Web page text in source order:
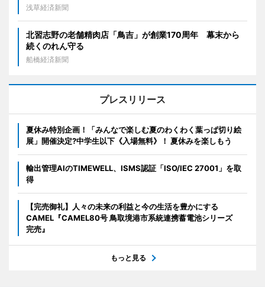
浅草経済新聞
北習志野の老舗精肉店「鳥吉」が創業170周年 幕末から
続くのれん守る
船橋経済新聞
プレスリリース
夏休み特別企画！「みんなで楽しむ夏のわくわく葉っぱ切り絵
展」開催決定?中学生以下《入場無料》！ 夏休みを楽しもう
輸出管理AIのTIMEWELL、ISMS認証「ISO/IEC 27001」を取
得
【完売御礼】人々の未来の利益と今の生活を豊かにする
CAMEL『CAMEL80号 鳥取境港市系統連携蓄電池シリーズ
完売』
もっと見る